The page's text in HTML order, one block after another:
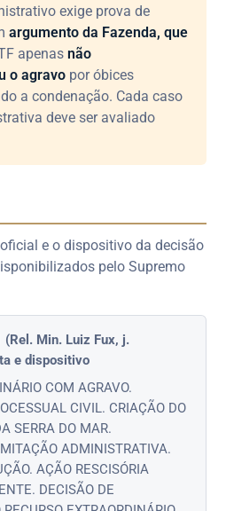
exige prova de
argumento da Fazenda, que
apenasnão
o agravo por óbices
a condenação. Cada caso
deve ser avaliado
e o dispositivo da decisão
pelo Supremo
Min. Luiz Fux, j.
e dispositivo
COM AGRAVO.
CIVIL. CRIAÇÃO DO
SERRA DO MAR.
ADMINISTRATIVA.
AÇÃO RESCISÓRIA
DECISÃO DE